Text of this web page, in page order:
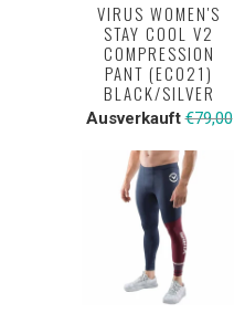
VIRUS WOMEN'S
STAY COOL V2
COMPRESSION
PANT (ECO21)
BLACK/SILVER
Ausverkauft €79,00